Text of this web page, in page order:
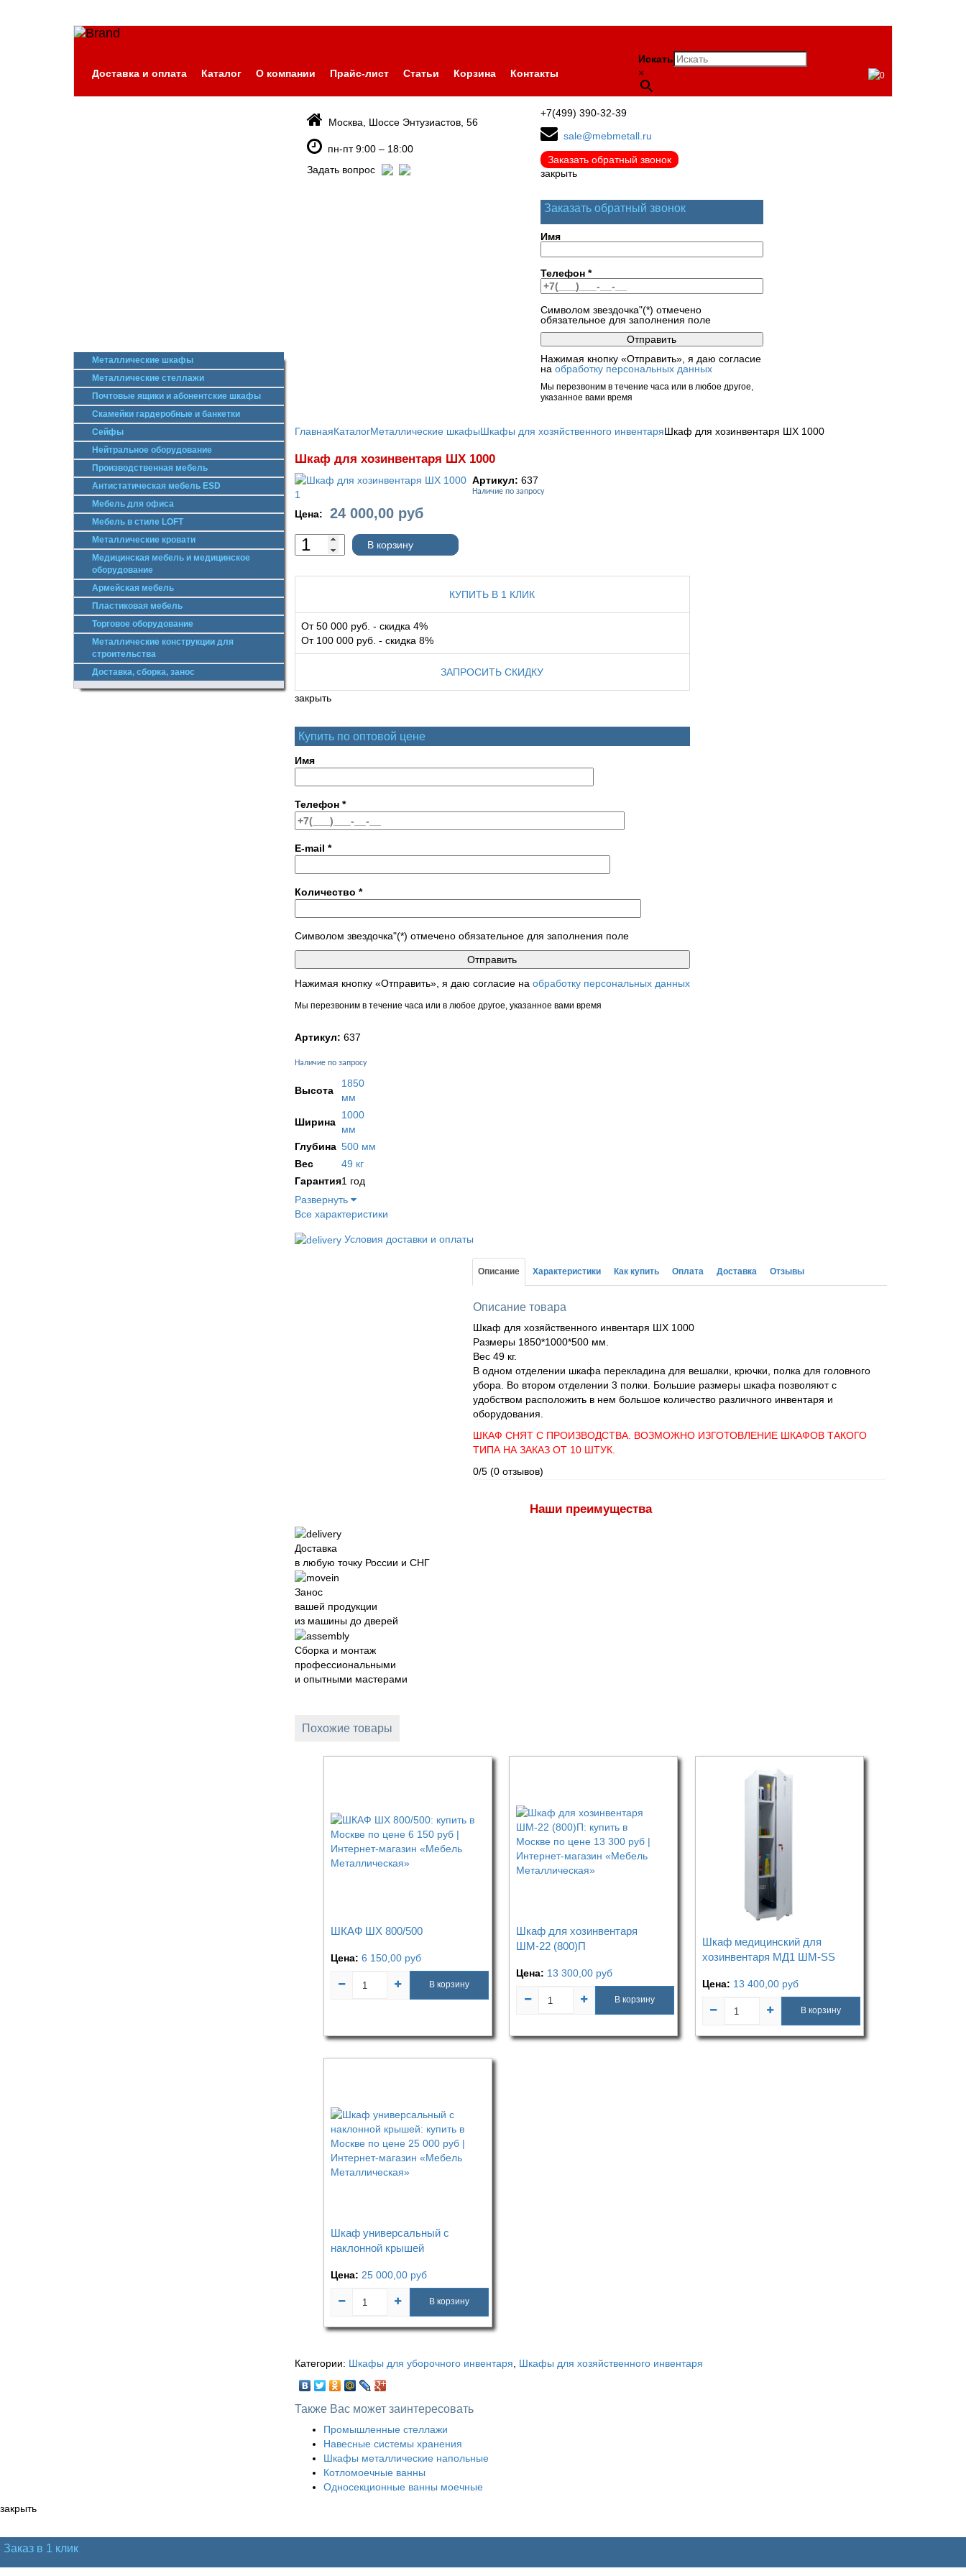
Доставка и оплата Каталог О компании Прайс-лист Статьи Корзина Контакты
Искать
×
0
Москва, Шоссе Энтузиастов, 56
пн-пт 9:00 – 18:00
Задать вопрос
+7(499) 390-32-39
sale@mebmetall.ru
Заказать обратный звонок
закрыть
Заказать обратный звонок
Имя
Телефон *
Символом звездочка"(*) отмечено
обязательное для заполнения поле
Нажимая кнопку «Отправить», я даю согласие
на обработку персональных данных
Мы перезвоним в течение часа или в любое другое,
указанное вами время
Металлические шкафы
Металлические стеллажи
Почтовые ящики и абонентские шкафы
Скамейки гардеробные и банкетки
Сейфы
Нейтральное оборудование
Производственная мебель
Антистатическая мебель ESD
Мебель для офиса
Мебель в стиле LOFT
Металлические кровати
Медицинская мебель и медицинское
оборудование
Армейская мебель
Пластиковая мебель
Торговое оборудование
Металлические конструкции для
строительства
Доставка, сборка, занос
ГлавнаяКаталогМеталлические шкафыШкафы для хозяйственного инвентаряШкаф для хозинвентаря ШХ 1000
Шкаф для хозинвентаря ШХ 1000
Артикул: 637
Наличие по запросу
Цена: 24 000,00 руб
В корзину
КУПИТЬ В 1 КЛИК
От 50 000 руб. - скидка 4%
От 100 000 руб. - скидка 8%
ЗАПРОСИТЬ СКИДКУ
закрыть
Купить по оптовой цене
Имя
Телефон *
E-mail *
Количество *
Символом звездочка"(*) отмечено обязательное для заполнения поле
Нажимая кнопку «Отправить», я даю согласие на обработку персональных данных
Мы перезвоним в течение часа или в любое другое, указанное вами время
Артикул: 637
Наличие по запросу
Высота
1850
мм
Ширина
1000
мм
Глубина 500 мм
Вес
49 кг
Гарантия1 год
Развернуть
Все характеристики
Условия доставки и оплаты
Описание Характеристики Как купить Оплата Доставка Отзывы
Описание товара
Шкаф для хозяйственного инвентаря ШХ 1000
Размеры 1850*1000*500 мм.
Вес 49 кг.
В одном отделении шкафа перекладина для вешалки, крючки, полка для головного
убора. Во втором отделении 3 полки. Большие размеры шкафа позволяют с
удобством расположить в нем большое количество различного инвентаря и
оборудования.
ШКАФ СНЯТ С ПРОИЗВОДСТВА. ВОЗМОЖНО ИЗГОТОВЛЕНИЕ ШКАФОВ ТАКОГО
ТИПА НА ЗАКАЗ ОТ 10 ШТУК.
0/5 (0 отзывов)
Наши преимущества
Доставка
в любую точку России и СНГ
Занос
вашей продукции
из машины до дверей
Сборка и монтаж
профессиональными
и опытными мастерами
Похожие товары
ШКАФ ШХ 800/500
Цена: 6 150,00 руб
В корзину
Шкаф для хозинвентаря
ШМ-22 (800)П
Цена: 13 300,00 руб
В корзину
Шкаф медицинский для
хозинвентаря МД1 ШМ-SS
Цена: 13 400,00 руб
В корзину
Шкаф универсальный с
наклонной крышей
Цена: 25 000,00 руб
В корзину
Категории: Шкафы для уборочного инвентаря Шкафы для хозяйственного инвентаря
Также Вас может заинтересовать
Промышленные стеллажи
Навесные системы хранения
Шкафы металлические напольные
Котломоечные ванны
Односекционные ванны моечные
закрыть
Заказ в 1 клик